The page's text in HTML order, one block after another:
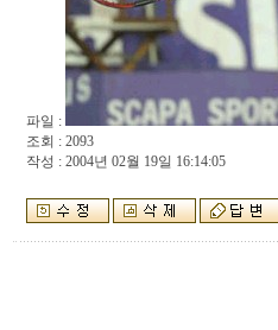
파일 :
조회 : 2093
작성 : 2004년 02월 19일 16:14:05